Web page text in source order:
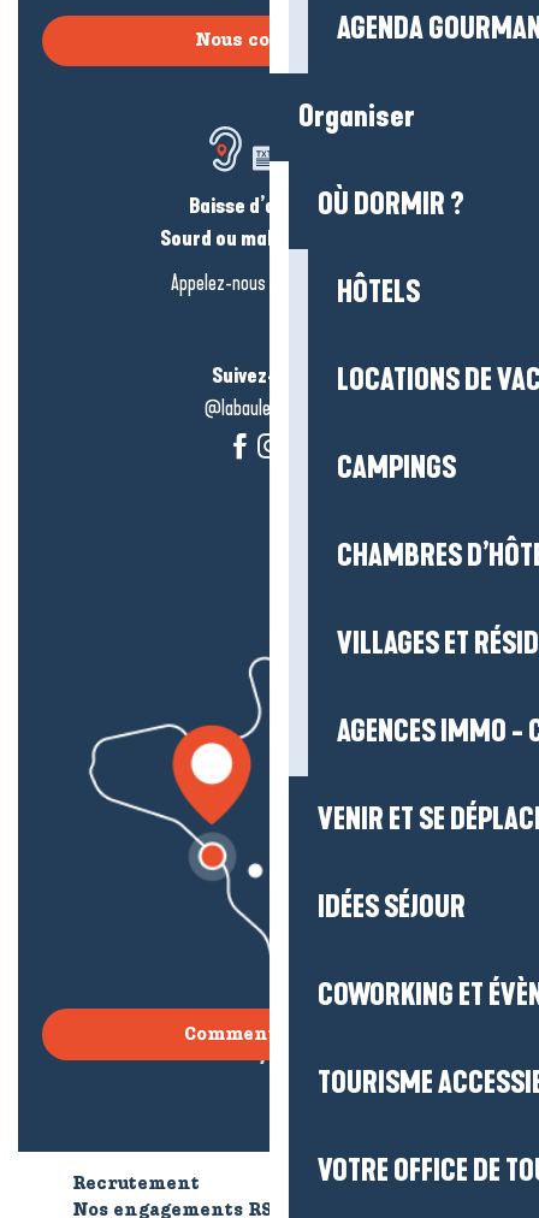
AGENDA
Organiser
OÙ DORMIR ?
HÔTELS
LOCATIONS DE
CAMPINGS
CHAMBRES
VILLAGES ET
AGENCES IMMO -
VENIR ET SE
IDÉES SÉJOUR
COWORKING ET
TOURISME
VOTRE OFFICE DE
Nous contacter
Baisse d’audition ?
Sourd ou malentendant ?
Appelez-nous en
cliquant-ici
Suivez-nous !
@labauleguérande
Comment venir ?
Recrutement
Qui sommes-nous ?
Nos engagements RSE